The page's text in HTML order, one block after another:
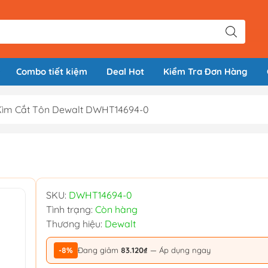
Combo tiết kiệm Deal Hot Kiểm Tra Đơn Hàng
Cắt Tôn Dewalt DWHT14694-0
SKU: DWHT14694-0
Tình trạng: Còn hàng
Thương hiệu: Dewalt
-8% Đang giảm 83.120₫ — Áp dụng ngay